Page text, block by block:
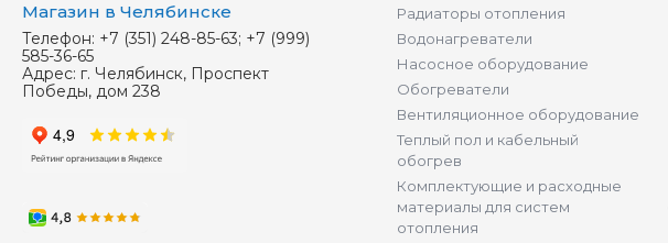
Магазин в Челябинске
Телефон: +7 (351) 248-85-63; +7 (999)
585-36-65
Адрес: г. Челябинск, Проспект
Победы, дом 238
Радиаторы отопления
Водонагреватели
Насосное оборудование
Обогреватели
Вентиляционное оборудование
Теплый пол и кабельный
обогрев
Комплектующие и расходные
материалы для систем
отопления